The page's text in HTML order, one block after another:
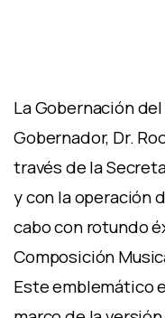
La Gobernación
Gobernador, Dr.
través de la
y con la operación
cabo con rotundo
Composición
Este emblemático